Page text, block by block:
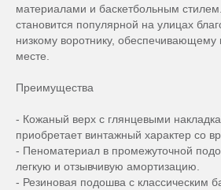
материалами и баскетбольным
становится популярной на улицах
низкому воротнику,
месте.
Преимущества
- Кожаный верх с глянцевыми
приобретает винтажный характер со
- Пеноматериал в промежуточной
легкую и отзывчивую амортизацию.
- Резиновая подошва с классическим